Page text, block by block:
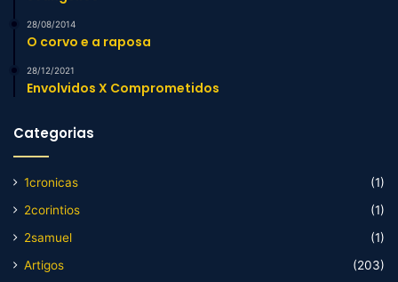
28/08/2014
O corvo e a raposa
28/12/2021
Envolvidos X Comprometidos
Categorias
1cronicas
(1)
2corintios
(1)
2samuel
(1)
Artigos
(203)